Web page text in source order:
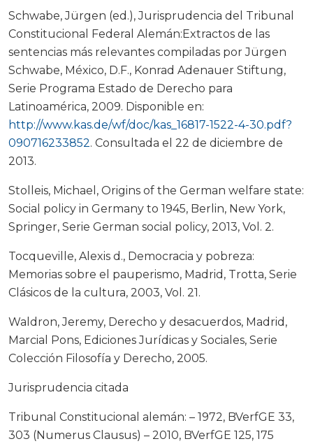
Schwabe, Jürgen (ed.), Jurisprudencia del Tribunal
Constitucional Federal Alemán:Extractos de las
sentencias más relevantes compiladas por Jürgen
Schwabe, México, D.F., Konrad Adenauer Stiftung,
Serie Programa Estado de Derecho para
Latinoamérica, 2009. Disponible en:
http://www.kas.de/wf/doc/kas_16817-1522-4-30.pdf?
090716233852. Consultada el 22 de diciembre de
2013.
Stolleis, Michael, Origins of the German welfare state:
Social policy in Germany to 1945, Berlin, New York,
Springer, Serie German social policy, 2013, Vol. 2.
Tocqueville, Alexis d., Democracia y pobreza:
Memorias sobre el pauperismo, Madrid, Trotta, Serie
Clásicos de la cultura, 2003, Vol. 21.
Waldron, Jeremy, Derecho y desacuerdos, Madrid,
Marcial Pons, Ediciones Jurídicas y Sociales, Serie
Colección Filosofía y Derecho, 2005.
Jurisprudencia citada
Tribunal Constitucional alemán: – 1972, BVerfGE 33,
303 (Numerus Clausus) – 2010, BVerfGE 125, 175